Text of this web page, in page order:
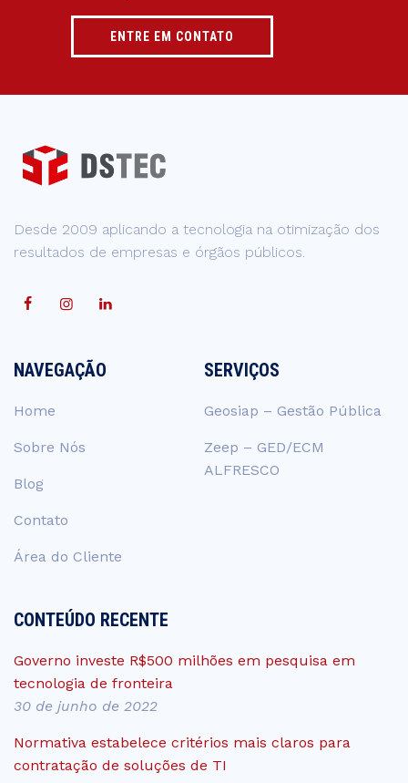
ENTRE EM CONTATO
Desde 2009 aplicando a tecnologia na otimização dos
resultados de empresas e órgãos públicos.
NAVEGAÇÃO
Home
Sobre Nós
Blog
Contato
Área do Cliente
SERVIÇOS
Geosiap – Gestão Pública
Zeep – GED/ECM
ALFRESCO
CONTEÚDO RECENTE
Governo investe R$500 milhões em pesquisa em
tecnologia de fronteira
30 de junho de 2022
Normativa estabelece critérios mais claros para
contratação de soluções de TI